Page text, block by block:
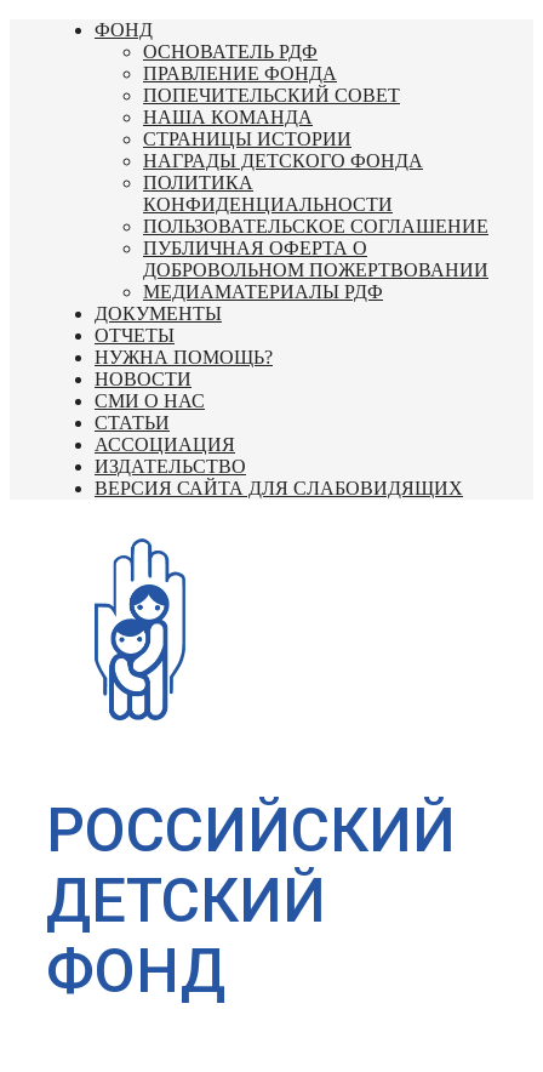
Перейти
ФОНД
ОСНОВАТЕЛЬ РДФ
ПРАВЛЕНИЕ ФОНДА
ПОПЕЧИТЕЛЬСКИЙ СОВЕТ
НАША КОМАНДА
СТРАНИЦЫ ИСТОРИИ
НАГРАДЫ ДЕТСКОГО ФОНДА
ПОЛИТИКА
КОНФИДЕНЦИАЛЬНОСТИ
ПОЛЬЗОВАТЕЛЬСКОЕ СОГЛАШЕНИЕ
ПУБЛИЧНАЯ ОФЕРТА О
ДОБРОВОЛЬНОМ ПОЖЕРТВОВАНИИ
МЕДИАМАТЕРИАЛЫ РДФ
ДОКУМЕНТЫ
ОТЧЕТЫ
НУЖНА ПОМОЩЬ?
НОВОСТИ
СМИ О НАС
СТАТЬИ
АССОЦИАЦИЯ
ИЗДАТЕЛЬСТВО
ВЕРСИЯ САЙТА ДЛЯ СЛАБОВИДЯЩИХ
РОССИЙСКИЙ
ДЕТСКИЙ
ФОНД